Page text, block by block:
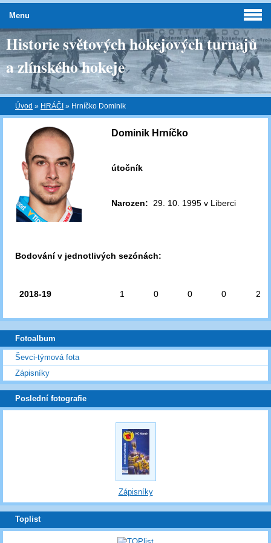
Historie světových hokejových turnajů
a zlínského hokeje
Úvod » HRÁČI » Hrníčko Dominik
Dominik Hrníčko
útočník
Narozen: 29. 10. 1995 v Liberci
Bodování v jednotlivých sezónách:
2018-19 1 0 0 0 2
Menu
Fotoalbum
Ševci-týmová fota
Zápisníky
Poslední fotografie
Zápisníky
Toplist